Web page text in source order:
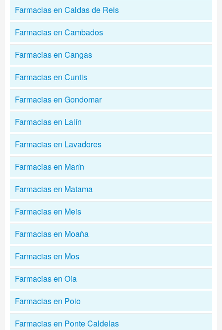
Farmacias en Caldas de Reis
Farmacias en Cambados
Farmacias en Cangas
Farmacias en Cuntis
Farmacias en Gondomar
Farmacias en Lalín
Farmacias en Lavadores
Farmacias en Marín
Farmacias en Matama
Farmacias en Meis
Farmacias en Moaña
Farmacias en Mos
Farmacias en Oia
Farmacias en Poio
Farmacias en Ponte Caldelas